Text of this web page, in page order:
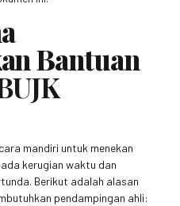
Bantuan
mandiri untuk menekan
kerugian waktu dan
Berikut adalah alasan
pendampingan ahli: